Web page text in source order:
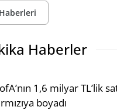
Haberler
1,6 milyar TL’lik
boyadı